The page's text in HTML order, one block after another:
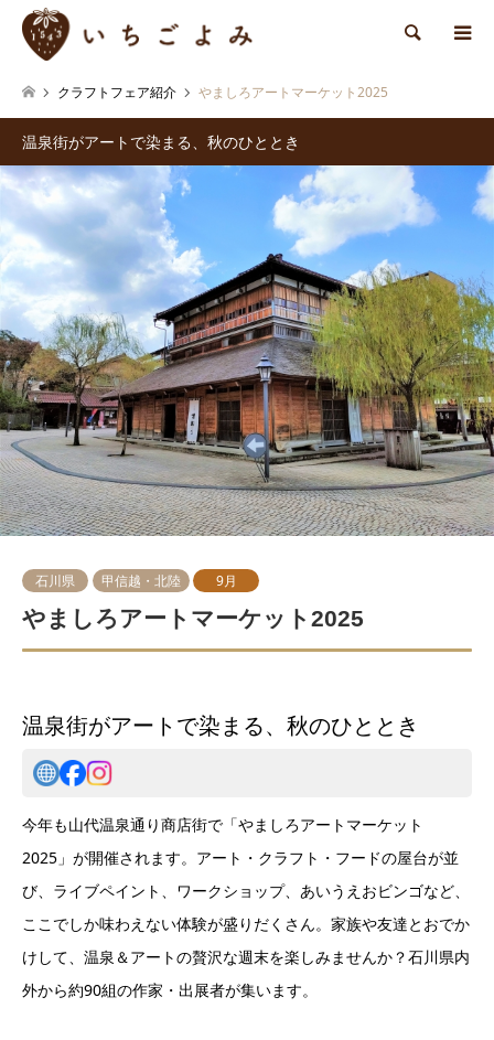
検索
クラフトフェア紹介 やましろアートマーケット2025
温泉街がアートで染まる、秋のひととき
石川県 甲信越・北陸 9月
やましろアートマーケット2025
温泉街がアートで染まる、秋のひととき
今年も山代温泉通り商店街で「やましろアートマーケット
2025」が開催されます。アート・クラフト・フードの屋台が並
び、ライブペイント、ワークショップ、あいうえおビンゴなど、
ここでしか味わえない体験が盛りだくさん。家族や友達とおでか
けして、温泉＆アートの贅沢な週末を楽しみませんか？石川県内
外から約90組の作家・出展者が集います。